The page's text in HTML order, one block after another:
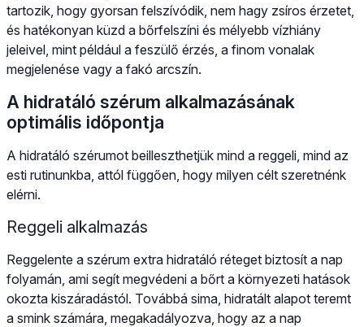
tartozik, hogy gyorsan felszívódik, nem hagy zsíros érzetet,
és hatékonyan küzd a bőrfelszíni és mélyebb vízhiány
jeleivel, mint például a feszülő érzés, a finom vonalak
megjelenése vagy a fakó arcszín.
A hidratáló szérum alkalmazásának
optimális időpontja
A hidratáló szérumot beilleszthetjük mind a reggeli, mind az
esti rutinunkba, attól függően, hogy milyen célt szeretnénk
elérni.
Reggeli alkalmazás
Reggelente a szérum extra hidratáló réteget biztosít a nap
folyamán, ami segít megvédeni a bőrt a környezeti hatások
okozta kiszáradástól. Továbbá sima, hidratált alapot teremt
a smink számára, megakadályozva, hogy az a nap